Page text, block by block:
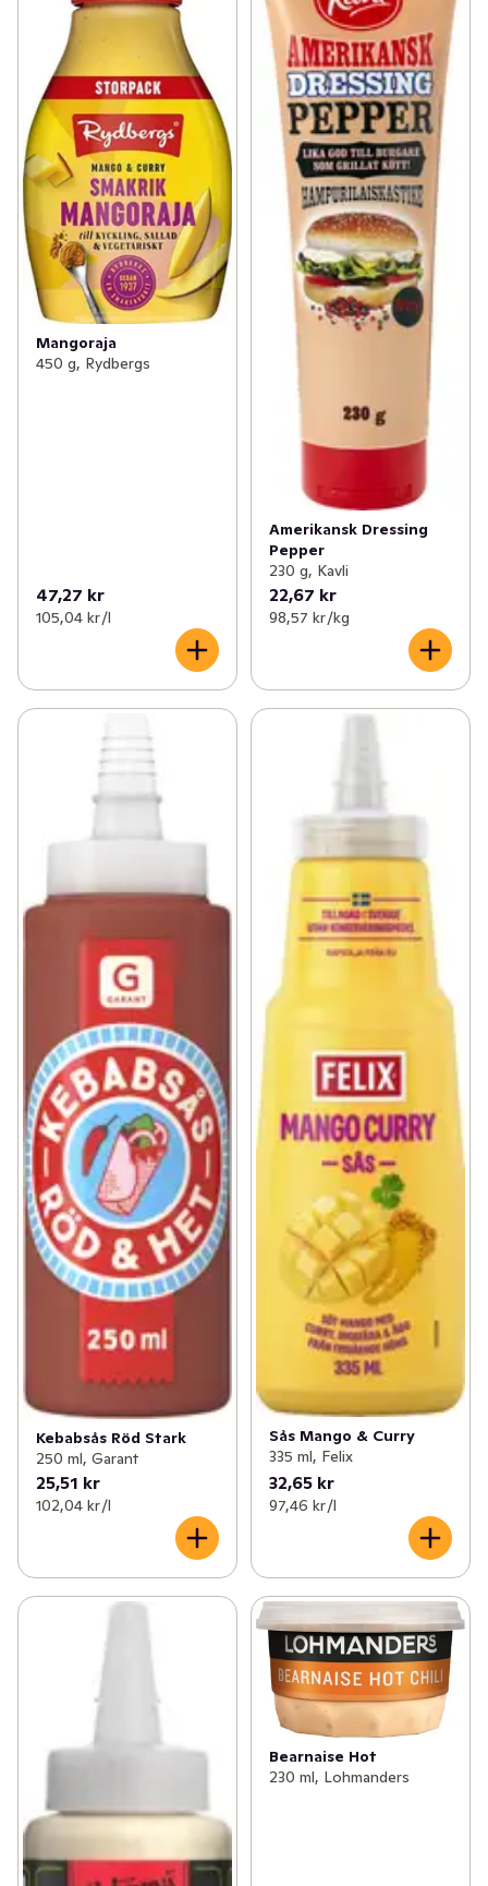
Mangoraja
450 g, Rydbergs
47,27 kr
105,04 kr /l
Amerikansk Dressing
Pepper
230 g, Kavli
22,67 kr
98,57 kr /kg
Kebabsås Röd Stark
250 ml, Garant
25,51 kr
102,04 kr /l
Sås Mango & Curry
335 ml, Felix
32,65 kr
97,46 kr /l
Bearnaise Hot
230 ml, Lohmanders